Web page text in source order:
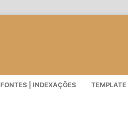
FONTES | INDEXAÇÕES TEMPLATE